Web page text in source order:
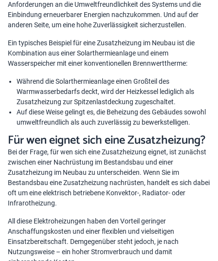
Anforderungen an die Umweltfreundlichkeit des Systems und die
Einbindung erneuerbarer Energien nachzukommen. Und auf der
anderen Seite, um eine hohe Zuverlässigkeit sicherzustellen.
Ein typisches Beispiel für eine Zusatzheizung im Neubau ist die
Kombination aus einer Solarthermieanlage und einem
Wasserspeicher mit einer konventionellen Brennwerttherme:
Während die Solarthermieanlage einen Großteil des
Warmwasserbedarfs deckt, wird der Heizkessel lediglich als
Zusatzheizung zur Spitzenlastdeckung zugeschaltet.
Auf diese Weise gelingt es, die Beheizung des Gebäudes sowohl
umweltfreundlich als auch zuverlässig zu bewerkstelligen.
Für wen eignet sich eine Zusatzheizung?
Bei der Frage, für wen sich eine Zusatzheizung eignet, ist zunächst
zwischen einer Nachrüstung im Bestandsbau und einer
Zusatzheizung im Neubau zu unterscheiden. Wenn Sie im
Bestandsbau eine Zusatzheizung nachrüsten, handelt es sich dabei
oft um eine elektrisch betriebene Konvektor-, Radiator- oder
Infrarotheizung.
All diese Elektroheizungen haben den Vorteil geringer
Anschaffungskosten und einer flexiblen und vielseitigen
Einsatzbereitschaft. Demgegenüber steht jedoch, je nach
Nutzungsweise – ein hoher Stromverbrauch und damit